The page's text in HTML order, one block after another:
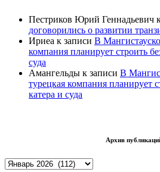
Пестриков Юрий Геннадьевич
договорились о развитии
Ириеа к записи В
компания планирует строить
суда
Амангельды к записи В
турецкая компания планирует
катера и суда
Архив
Архив